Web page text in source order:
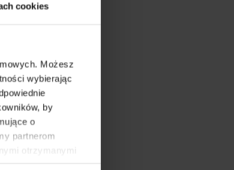
cookies
Możesz
wybierając
by
o
partnerom
otrzymanymi